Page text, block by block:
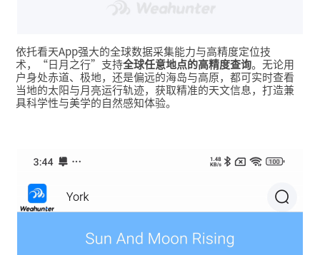
依托看天App强大的全球数据采集能力与高精度定位技
术 ，“日月之行” 支持全球任意地点的高精度查询。无论用
户身处赤道、极地，还是偏远的海岛与高原，都可 实时查看
当地的太阳与月亮运行轨迹，获取精准的天文信息 ，打造兼
具科学性与美学的自然感知体验。